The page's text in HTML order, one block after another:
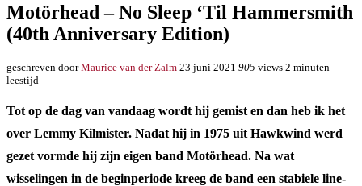
Motörhead – No Sleep ‘Til Hammersmith
(40th Anniversary Edition)
geschreven doorMaurice van der Zalm 23 juni 2021 905 views 2 minuten
leestijd
Tot op de dag van vandaag wordt hij gemist en dan heb ik het
over Lemmy Kilmister. Nadat hij in 1975 uit Hawkwind werd
gezet vormde hij zijn eigen band Motörhead. Na wat
wisselingen in de beginperiode kreeg de band een stabiele line-